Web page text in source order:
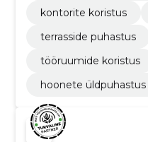
kontorite koristus
terrasside puhastus
tööruumide koristus
hoonete üldpuhastus